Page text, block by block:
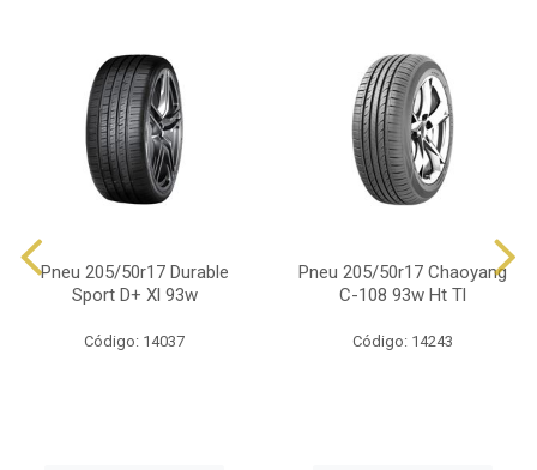
Pneu 205/50r17 Durable
Sport D+ Xl 93w
Código: 14037
Pneu 205/50r17 Chaoyang
C-108 93w Ht Tl
Código: 14243